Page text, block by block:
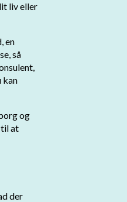
liv eller
en
så
kan
og
til at
der